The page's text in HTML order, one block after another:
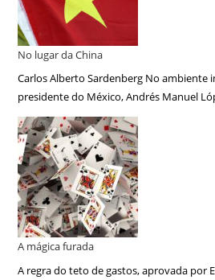
No lugar da China
Carlos Alberto Sardenberg No ambiente
presidente do México, Andrés Manuel
A mágica furada
A regra do teto de gastos, aprovada por